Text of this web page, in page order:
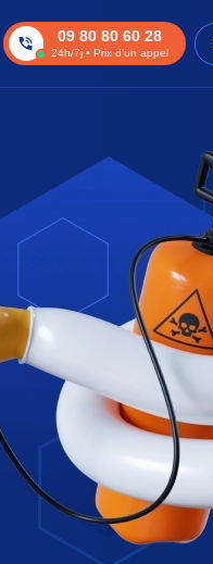
09 80 80 60 28
24h/7j • Prix d’un appel